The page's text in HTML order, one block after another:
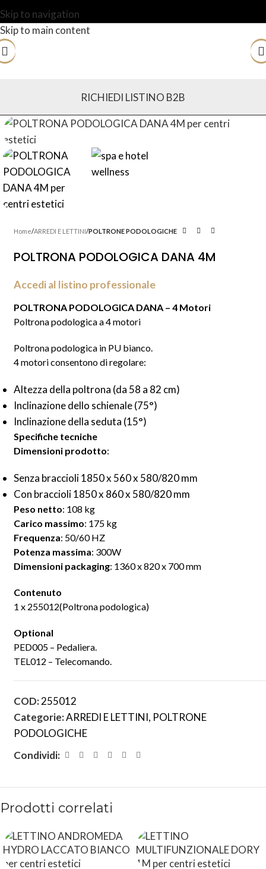
Skip to navigation
Skip to main content
RICHIEDI LISTINO B2B
Home ARREDI E LETTINI POLTRONE PODOLOGICHE
POLTRONA PODOLOGICA DANA 4M
Accedi al listino professionale
POLTRONA PODOLOGICA DANA – 4 Motori
Poltrona podologica a 4 motori
Poltrona podologica in PU bianco.
4 motori consentono di regolare:
Altezza della poltrona (da 58 a 82 cm)
Inclinazione dello schienale (75°)
Inclinazione della seduta (15°)
Specifiche tecniche
Dimensioni prodotto:
Senza braccioli 1850 x 560 x 580/820 mm
Con braccioli 1850 x 860 x 580/820 mm
Peso netto: 108 kg
Carico massimo: 175 kg
Frequenza: 50/60 HZ
Potenza massima: 300W
Dimensioni packaging: 1360 x 820 x 700 mm
Contenuto
1 x 255012(Poltrona podologica)
Optional
PED005 – Pedaliera.
TEL012 – Telecomando.
COD:255012
Categorie:ARREDI E LETTINI, POLTRONE
PODOLOGICHE
Condividi:
Prodotti correlati